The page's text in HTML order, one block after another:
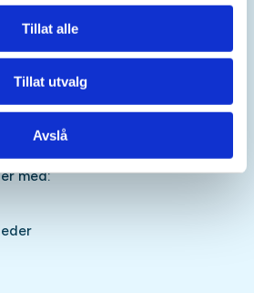
Tillat alle
Tillat utvalg
Avslå
som over
som har og ønsker å
med: